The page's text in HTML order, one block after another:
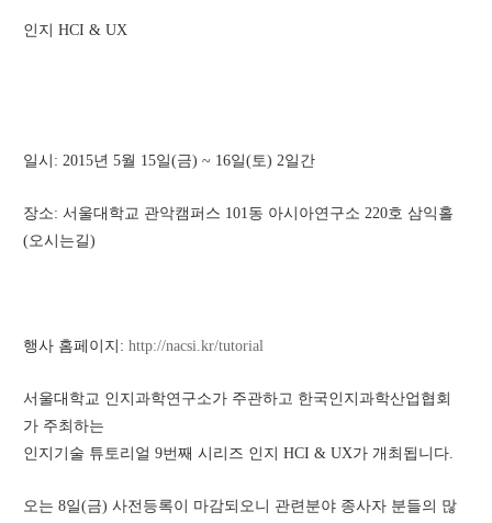
인지 HCI & UX
일시: 2015년 5월 15일(금) ~ 16일(토) 2일간
장소: 서울대학교 관악캠퍼스 101동 아시아연구소 220호 삼익홀
(오시는길)
행사 홈페이지: http://nacsi.kr/tutorial
서울대학교 인지과학연구소가 주관하고 한국인지과학산업협회
가 주최하는
인지기술 튜토리얼 9번째 시리즈 인지 HCI & UX가 개최됩니다.
오는 8일(금) 사전등록이 마감되오니 관련분야 종사자 분들의 많